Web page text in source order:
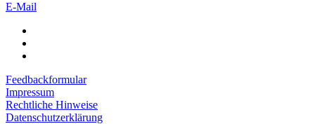
E-Mail
Feedbackformular
Impressum
Rechtliche Hinweise
Datenschutzerklärung